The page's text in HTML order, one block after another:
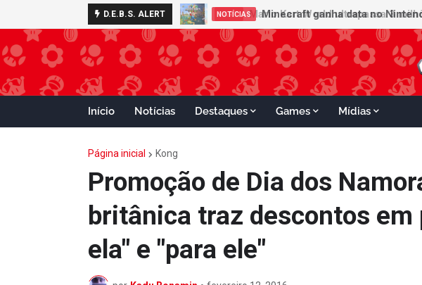
D.E.B.S. ALERT NOTÍCIAS Minecraft ganha data no
Início Notícias Destaques Games Mídias
Página inicial Kong
Promoção de Dia dos
britânica traz descontos em
ela" e "para ele"